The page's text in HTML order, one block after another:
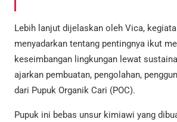
Lebih lanjut dijelaskan oleh Vica,
menyadarkan tentang pentingnya ikut
keseimbangan lingkungan lewat
ajarkan pembuatan, pengolahan,
dari Pupuk Organik Cari (POC).
Pupuk ini bebas unsur kimiawi yang